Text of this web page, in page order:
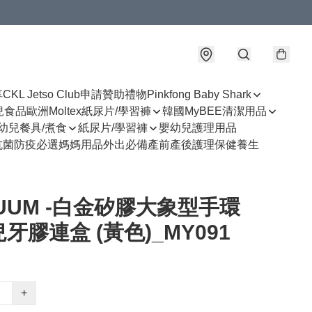
CKL Jetso Club申請贊助禮物Pinkfong Baby Shark
食品歐洲Moltex紙尿片/學習褲
韓國MyBEE清潔用品
兒餐具/煮食 紙尿片/學習褲
嬰幼兒護理用品
菌防疫必選媽媽用品外出必備產前產後護理保健養生
-白金矽膠大象型手環
牙膠連盒 (黃色)_MY091
+